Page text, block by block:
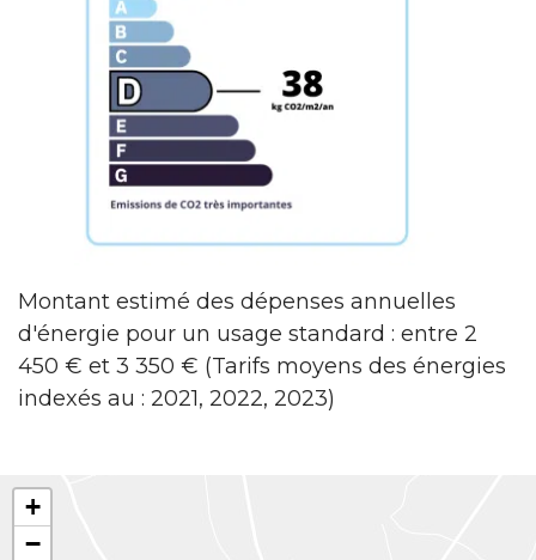
Montant estimé des dépenses annuelles
d'énergie pour un usage standard : entre 2
450 € et 3 350 € (Tarifs moyens des énergies
indexés au : 2021, 2022, 2023)
+
−